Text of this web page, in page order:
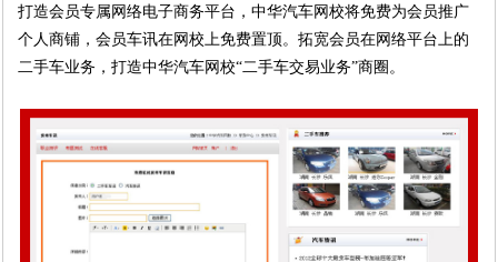
打造会员专属网络电子商务平台，中华汽车网校将免费为会员推广
个人商铺，会员车讯在网校上免费置顶。拓宽会员在网络平台上的
二手车业务，打造中华汽车网校“二手车交易业务”商圈。